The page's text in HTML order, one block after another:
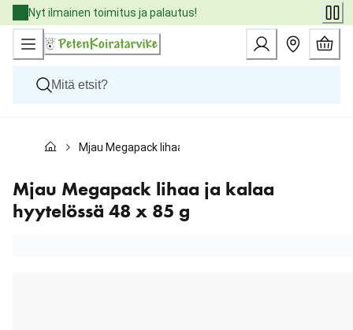
Skip
to
Content
Nyt ilmainen toimitus ja palautus!
Kissat
Eläinlääkäriruoat
Tuotemerkit
Uutuudet
Mjau Megapack lihaa ja kalaa hyytelössä 48 x 85 g
Mjau Megapack lihaa ja kalaa
hyytelössä 48 x 85 g